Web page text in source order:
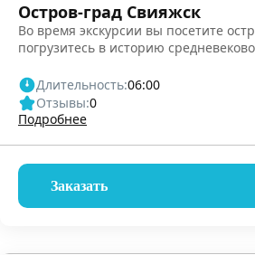
Остров-град Свияжск
Во время экскурсии вы посетите
погрузитесь в историю
Длительность:06:00
Отзывы:0
Подробнее
Заказать